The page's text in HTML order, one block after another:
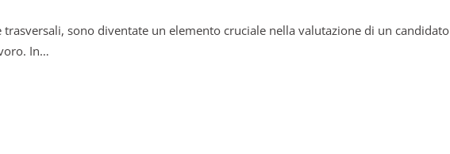
trasversali, sono diventate un elemento cruciale nella valutazione di un candidato
In…